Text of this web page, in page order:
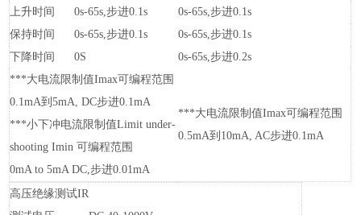
上升时间 0s-65s,步进0.1s
0s-65s,步进0.1s
保持时间
0s-65s,步进0.1s
0s-65s,步进0.1s
下降时间
0S
0s-65s,步进0.2s
***大电流限制值Imax可编程范围
0.1mA到5mA, DC步进0.1mA
***大电流限制值Imax可编程范围
0.5mA到10mA, AC步进0.1mA
***小下冲电流限制值Limit under-
shooting Imin 可编程范围
0mA to 5mA DC,步进0.01mA
高压绝缘测试IR